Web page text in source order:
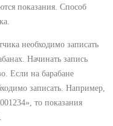
показания. Способ
необходимо записать
Начинать запись
Если на барабане
записать. Например,
то показания